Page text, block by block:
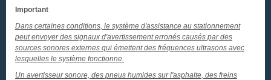
Important
Dans certaines conditions, le système d'assistance au stationnement
peut envoyer des signaux d'avertissement erronés causés par des
sources sonores externes qui émettent des fréquences ultrasons avec
lesquelles le système fonctionne.
Un avertisseur sonore, des pneus humides sur l'asphalte, des freins